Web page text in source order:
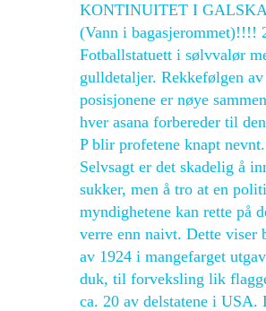
KONTINUITET I
(Vann i bagasjerommet)!!!!
Fotballstatuett i sølvvalør
gulldetaljer. Rekkefølgen av
posisjonene er nøye
hver asana forbereder til
P blir profetene knapt nevnt.
Selvsagt er det skadelig å
sukker, men å tro at en
myndighetene kan rette på
verre enn naivt. Dette viser
av 1924 i mangefarget
duk, til forveksling lik
ca. 20 av delstatene i USA.